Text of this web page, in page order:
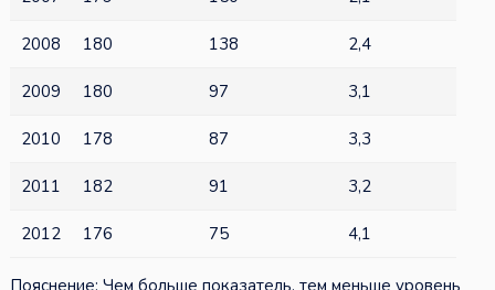
2008 180 138 2,4
2009 180 97 3,1
2010 178 87 3,3
2011 182 91 3,2
2012 176 75 4,1